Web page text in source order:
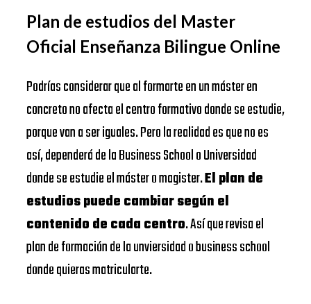
Plan de estudios del Master
Oficial Enseñanza Bilingue Online
Podrías considerar que al formarte en un máster en
concreto no afecta el centro formativo donde se estudie,
porque van a ser iguales. Pero la realidad es que no es
así, dependerá de la Business School o Universidad
donde se estudie el máster o magister.El plan de
estudios puede cambiar según el
contenido de cada centro. Así que revisa el
plan de formación de la unviersidad o business school
donde quieras matricularte.